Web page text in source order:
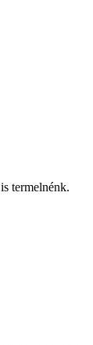
termelnénk.